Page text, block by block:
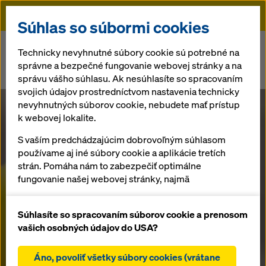
Doka
Spájanie síl: Malajzijská spoločnosť MFE Formwork Technology je
teraz súčasťou spoločnosti Doka
Spájanie síl:
Malajzijská
spoločnosť
MFE Formwork
Technology je
Súhlas so súbormi cookies
Technicky nevyhnutné súbory cookie sú potrebné na
správne a bezpečné fungovanie webovej stránky a na
správu vášho súhlasu. Ak nesúhlasíte so spracovaním
svojich údajov prostredníctvom nastavenia technicky
nevyhnutných súborov cookie, nebudete mať prístup
k webovej lokalite.
S vaším predchádzajúcim dobrovoľným súhlasom
používame aj iné súbory cookie a aplikácie tretích
strán. Pomáha nám to zabezpečiť optimálne
fungovanie našej webovej stránky, najmä
stránky (funkčné a štatistické súbory cookie),
uľahčenie hladkého procesu nákupu pri používaní
štatistické súbory cookie),
Súhlasíte so spracovaním súborov cookie a prenosom
vašich osobných údajov do USA?
Áno, povoliť všetky súbory cookies (vrátane